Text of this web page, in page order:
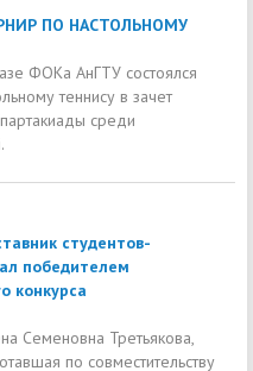
ПО НАСТОЛЬНОМУ
ФОКа АнГТУ состоялся
теннису в зачет
среди
студентов-
победителем
конкурса
Семеновна Третьякова,
по совместительству